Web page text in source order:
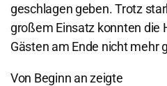
geschlagen geben. Trotz
großem Einsatz konnten die
Gästen am Ende nicht mehr
Von Beginn an zeigte